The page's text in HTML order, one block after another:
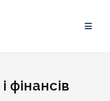
фінансів